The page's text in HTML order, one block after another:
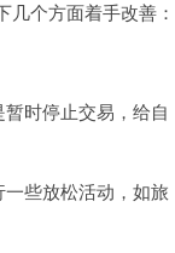
个方面着手改善：
时停止交易，给自
些放松活动，如旅